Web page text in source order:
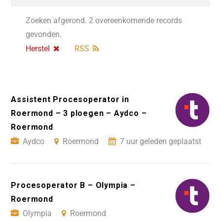
Zoeken afgerond. 2 overeenkomende records
gevonden.
Herstel
RSS
Assistent Procesoperator in
Roermond – 3 ploegen – Aydco –
Roermond
Aydco
Roermond 7 uur geleden geplaatst
Procesoperator B – Olympia –
Roermond
Olympia
Roermond